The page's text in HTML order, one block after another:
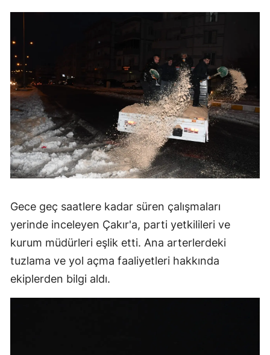
Gece geç saatlere kadar süren çalışmaları
yerinde inceleyen Çakır'a, parti yetkilileri ve
kurum müdürleri eşlik etti. Ana arterlerdeki
tuzlama ve yol açma faaliyetleri hakkında
ekiplerden bilgi aldı.